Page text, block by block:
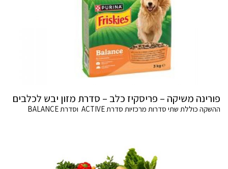
פורינה משיקה – פריסקיז כלב – סדרת מזון יבש לכלבים
ההשקה כוללת שתי סדרות מרכזיות סדרת ACTIVE וסדרת BALANCE